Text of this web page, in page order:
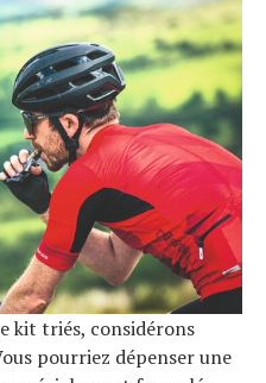
kit triés, considérons
pourriez dépenser une